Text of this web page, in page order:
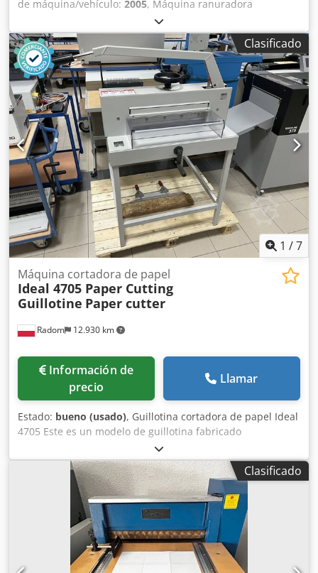
de máquina/vehículo: 2005, Máquina ranuradora
automática Codpfx Asy Txkbsf Eerf
Clasificado
1 /7
Radom 12.930 km
Máquina cortadora de papel
Ideal 4705 Paper Cutting
Guillotine Paper cutter
Información de
precio
Llamar
Estado: bueno (usado), Guillotina cortadora de papel Ideal
4705 Este es un modelo de guillotina fabricado
actualmente por el reconocido fabricante alemán Ideal. En
muy buen estado, lista para su uso en producción.
Descripción: – Longitud de corte: 475 mm, – Grosor de
corte: 70 mm, – Desperdicio mínimo: 30 mm, – Distancia
máxima entre la cuchilla y la mesa: 455 mm. El sistema de
corte de seguridad incluye: una cubierta de seguridad
transparente y elevable (bloquea el corte cuando la
cubierta de la cuchilla está abierta); un seguro de
seguridad (bloquea la palanca de la cuchilla en la posición
Clasificado